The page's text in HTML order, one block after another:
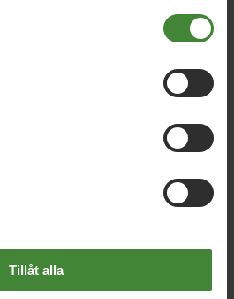
Tillåt alla
i Västerbotten